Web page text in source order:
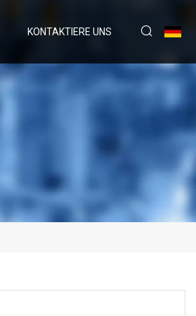
KONTAKTIERE UNS